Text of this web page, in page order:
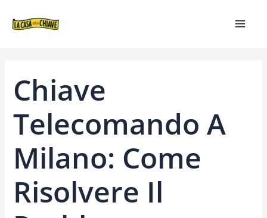
Chiave
Telecomando A
Milano: Come
Risolvere Il
ARTICOLI